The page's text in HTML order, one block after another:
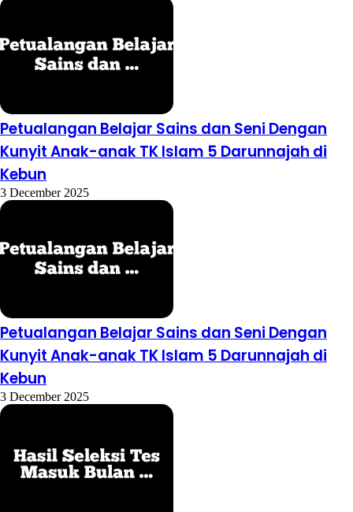
Petualangan Belajar Sains dan Seni Dengan
Kunyit Anak-anak TK Islam 5 Darunnajah di
Kebun
3 December 2025
Petualangan Belajar Sains dan Seni Dengan
Kunyit Anak-anak TK Islam 5 Darunnajah di
Kebun
3 December 2025